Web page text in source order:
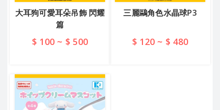
大耳狗可愛耳朵吊飾 閃耀
篇
$ 100 ~ $ 500
三麗鷗角色水晶球P3
$ 120 ~ $ 480